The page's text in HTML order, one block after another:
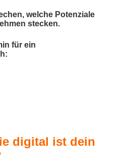
welche Potenziale
stecken.
für ein
digital ist dein